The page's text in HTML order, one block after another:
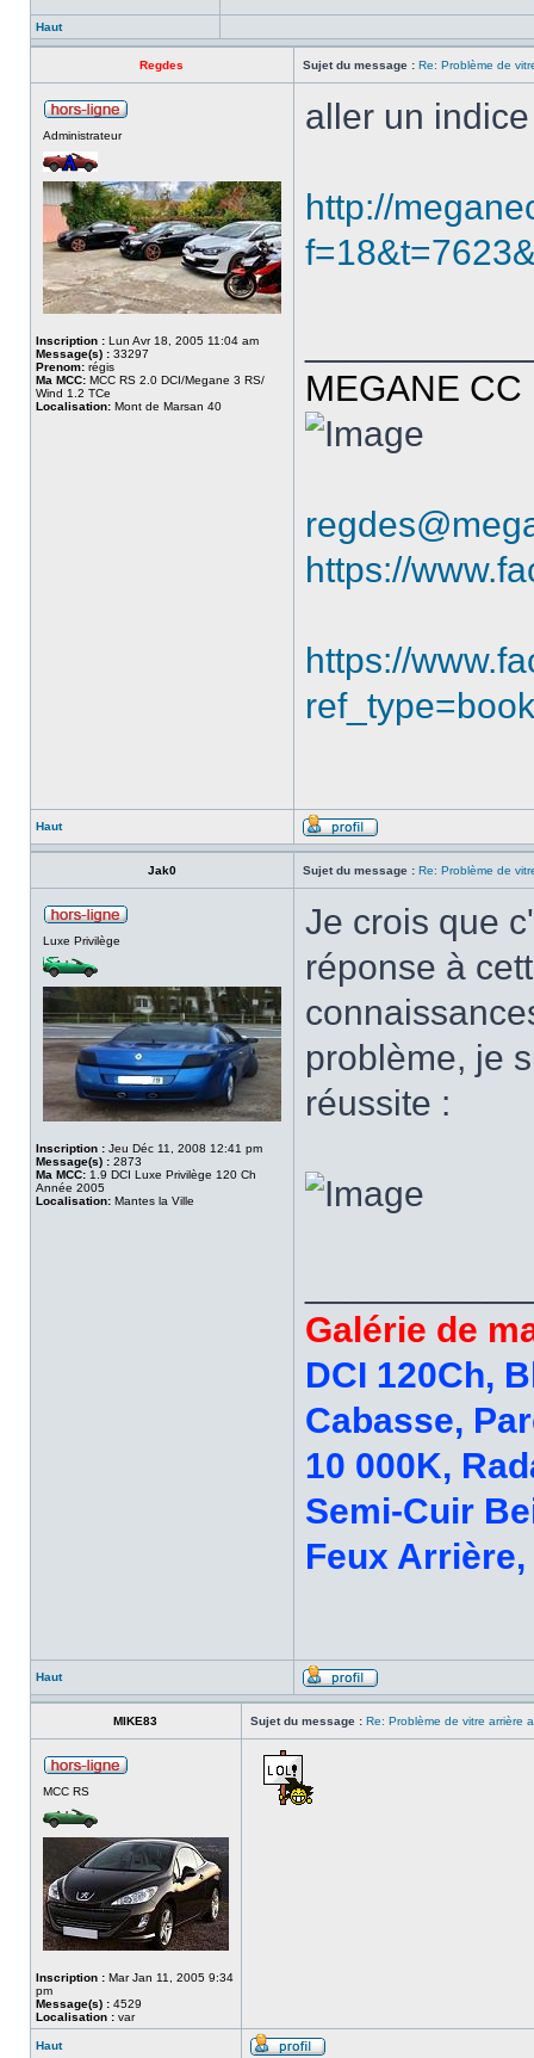
Haut
Regdes Sujet du message : Re: Problème de
Administrateur
Inscription : Lun Avr 18, 2005 11:04 am
Message(s) : 33297
Prenom: régis
Ma MCC: MCC RS 2.0 DCI/Megane 3 RS/
Wind 1.2 TCe
Localisation: Mont de Marsan 40
aller un
http://
MEGANE
https://
https://
Haut
Jak0 Sujet du message : Re: Problème de
Luxe Privilège
Inscription : Jeu Déc 11, 2008 12:41 pm
Message(s) : 2873
Ma MCC: 1.9 DCI Luxe Privilège 120 Ch
Année 2005
Localisation: Mantes la Ville
Je crois que
réponse à
problème, je
réussite :
Galérie de
DCI 120Ch,
Cabasse,
10 000K,
Semi-Cuir
Feux
Haut
MIKE83 Sujet du message : Re: Problème de vitre arrière
MCC RS
Inscription : Mar Jan 11, 2005 9:34
pm
Message(s) : 4529
Localisation : var
Haut